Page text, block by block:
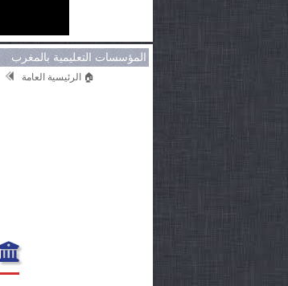
المؤسسات التعليمية بالمغرب
🏠 الرئيسية العامة